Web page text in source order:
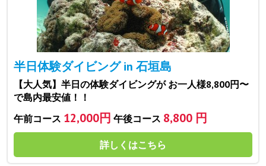
半日体験ダイビング in 石垣島
【大人気】半日の体験ダイビングが お一人様8,800円〜
で島内最安値！！
午前コース 12,000円 午後コース 8,800 円
詳しくはこちら